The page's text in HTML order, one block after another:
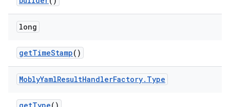
long
getTimeStamp()
MoblyYamlResultHandlerFactory. Type